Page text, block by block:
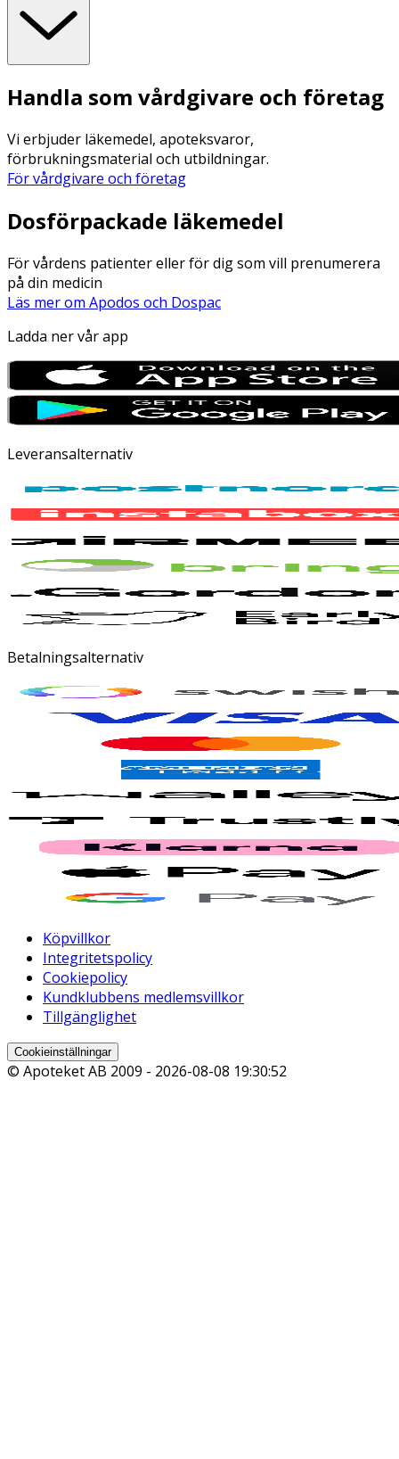
Handla som vårdgivare och företag
Vi erbjuder läkemedel, apoteksvaror,
förbrukningsmaterial och utbildningar.
För vårdgivare och företag
Dosförpackade läkemedel
För vårdens patienter eller för dig som vill prenumerera
på din medicin
Läs mer om Apodos och Dospac
Ladda ner vår app
Leveransalternativ
Betalningsalternativ
Köpvillkor
Integritetspolicy
Cookiepolicy
Kundklubbens medlemsvillkor
Tillgänglighet
Cookieinställningar
© Apoteket AB 2009 - 2026-08-08 19:30:52